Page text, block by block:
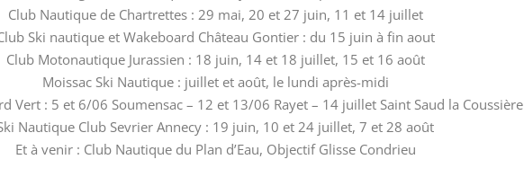
Club Nautique de Chartrettes : 29 mai, 20 et 27 juin, 11 et 14 juillet
Ski nautique et Wakeboard Château Gontier : du 15 juin à fin aout
Club Motonautique Jurassien : 18 juin, 14 et 18 juillet, 15 et 16 août
Moissac Ski Nautique : juillet et août, le lundi après-midi
Vert : 5 et 6/06 Soumensac – 12 et 13/06 Rayet – 14 juillet Saint Saud la Coussière
Nautique Club Sevrier Annecy : 19 juin, 10 et 24 juillet, 7 et 28 août
Et à venir : Club Nautique du Plan d’Eau, Objectif Glisse Condrieu